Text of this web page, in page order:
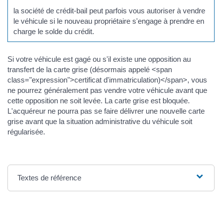
la société de crédit-bail peut parfois vous autoriser à vendre
le véhicule si le nouveau propriétaire s'engage à prendre en
charge le solde du crédit.
Si votre véhicule est gagé ou s'il existe une opposition au
transfert de la carte grise (désormais appelé <span
class="expression">certificat d'immatriculation)</span>, vous
ne pourrez généralement pas vendre votre véhicule avant que
cette opposition ne soit levée. La carte grise est bloquée.
L'acquéreur ne pourra pas se faire délivrer une nouvelle carte
grise avant que la situation administrative du véhicule soit
régularisée.
Textes de référence